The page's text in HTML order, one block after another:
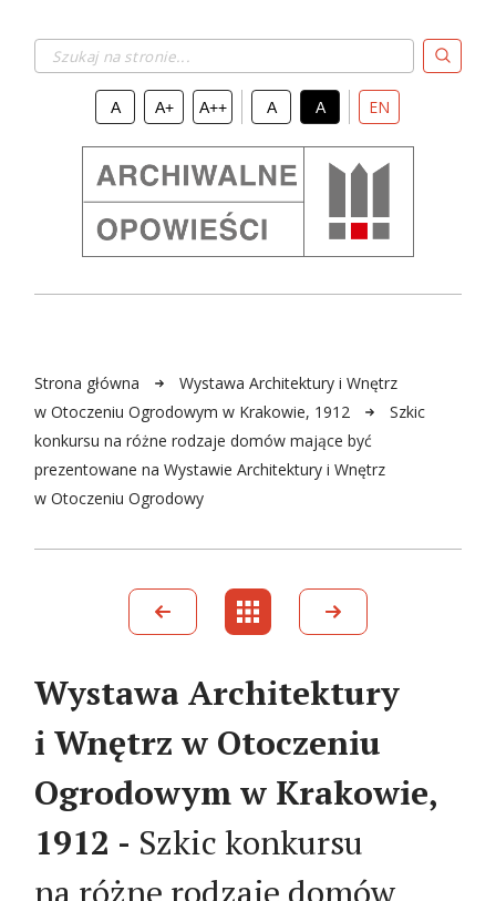
A A+ A++ A A EN
Strona główna
Wystawa Architektury i Wnętrz
w Otoczeniu Ogrodowym w Krakowie, 1912
Szkic
konkursu na różne rodzaje domów mające być
prezentowane na Wystawie Architektury i Wnętrz
w Otoczeniu Ogrodowy
Wystawa Architektury
i Wnętrz w Otoczeniu
Ogrodowym w Krakowie,
1912 - Szkic konkursu
na różne rodzaje domów